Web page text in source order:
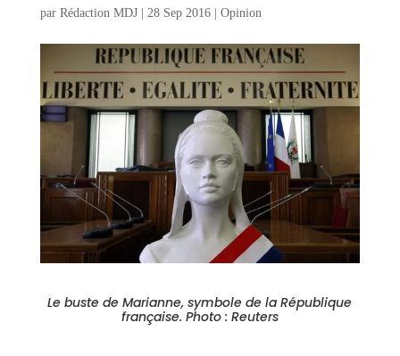
par Rédaction MDJ| 28 Sep 2016| Opinion
Le buste de Marianne, symbole de la République
française. Photo : Reuters